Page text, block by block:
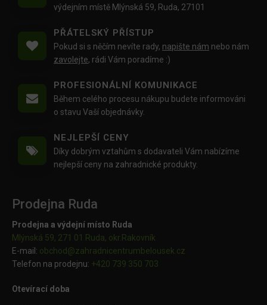
výdejním místě Mlýnská 59, Ruda, 27101
PŘÁTELSKÝ PŘÍSTUP
Pokud si s něčím nevíte rady, napište nám nebo nám
zavolejte, rádi Vám poradíme :)
PROFESIONÁLNÍ KOMUNIKACE
Během celého procesu nákupu budete informováni
o stavu Vaší objednávky.
NEJLEPŠÍ CENY
Díky dobrým vztahům s dodavateli Vám nabízíme
nejlepší ceny na zahradnické produkty.
Prodejna Ruda
Prodejna a výdejní místo Ruda
Mlýnská 59, 271 01 Ruda, okr.Rakovník
E-mail: obchod@zahradnicentrumbelousek.cz
Telefon na prodejnu: +420 739 350 703
Otevírací doba